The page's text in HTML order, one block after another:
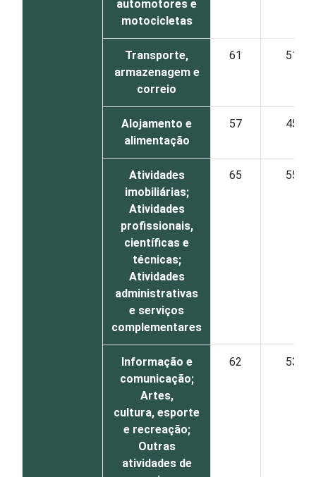
automotores e
motocicletas
Transporte,
armazenagem e
correio
61 51
Alojamento e
alimentação
57 45
Atividades
imobiliárias;
Atividades
profissionais,
científicas e
técnicas;
Atividades
administrativas
e serviços
complementares
65 55
Informação e
comunicação;
Artes,
cultura, esporte
e recreação;
Outras
atividades de
62 53